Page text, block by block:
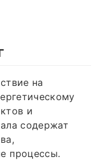
на
и
содержат
процессы.